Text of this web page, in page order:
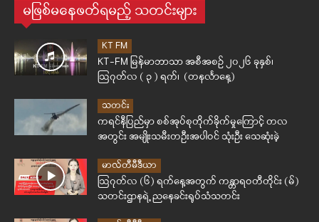
မဖြစ်မနေဖတ်ရမည့် သတင်းများ
KT FM
KT-FM မြန်မာဘာသာ အစီအစဉ် ၂၀၂၆ ခုနှစ်၊
ဩဂုတ်လ ( ၃ ) ရက်၊ (တနင်္လာနေ့)
သတင်း
ကရင်နီပြည်မှာ စစ်အုပ်စုတိုက်ခိုက်မှုကြောင့် တလ
အတွင်း အမျိုးသမီးတဦးအပါဝင် သုံးဦး သေဆုံးခဲ့
မာလ်တီမီဒီယာ
ဩဂုတ်လ (၆) ရက်နေ့အတွက် ကန္တာရဝတီတိုင်း (မ်)
သတင်းဌာနရဲ့ ညနေခင်းရုပ်သံသတင်း